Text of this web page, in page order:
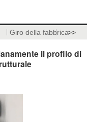
Giro della fabbrica>>
il profilo di